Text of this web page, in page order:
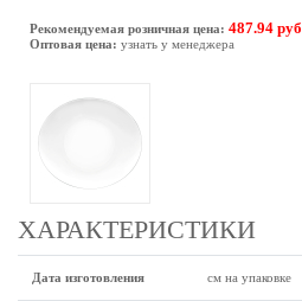
Рекомендуемая розничная цена: 487.94 руб
Оптовая цена: узнать у менеджера
ХАРАКТЕРИСТИКИ
Дата изготовления см на упаковке